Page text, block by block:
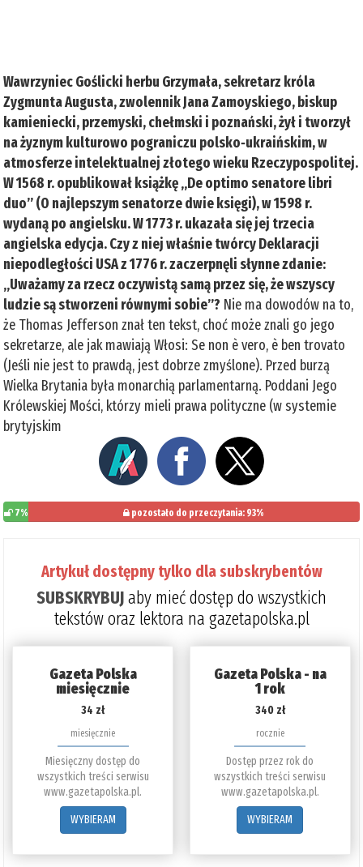
Wawrzyniec Goślicki herbu Grzymała, sekretarz króla
Zygmunta Augusta, zwolennik Jana Zamoyskiego, biskup
kamieniecki, przemyski, chełmski i poznański, żył i tworzył
na żyznym kulturowo pograniczu polsko‑ukraińskim, w
atmosferze intelektualnej złotego wieku Rzeczypospolitej.
W 1568 r. opublikował książkę „De optimo senatore libri
duo” (O najlepszym senatorze dwie księgi), w 1598 r.
wydaną po angielsku. W 1773 r. ukazała się jej trzecia
angielska edycja. Czy z niej właśnie twórcy Deklaracji
niepodległości USA z 1776 r. zaczerpnęli słynne zdanie:
„Uważamy za rzecz oczywistą samą przez się, że wszyscy
ludzie są stworzeni równymi sobie”? Nie ma dowodów na to,
że Thomas Jefferson znał ten tekst, choć może znali go jego
sekretarze, ale jak mawiają Włosi: Se non è vero, è ben trovato
(Jeśli nie jest to prawdą, jest dobrze zmyślone). Przed burzą
Wielka Brytania była monarchią parlamentarną. Poddani Jego
Królewskiej Mości, którzy mieli prawa polityczne (w systemie
brytyjskim
7% pozostało do przeczytania: 93%
Artykuł dostępny tylko dla subskrybentów
SUBSKRYBUJaby mieć dostęp do wszystkich
tekstów oraz lektora na gazetapolska.pl
Gazeta Polska
miesięcznie
34 zł
miesięcznie
Miesięczny dostęp do
wszystkich treści serwisu
www.gazetapolska.pl.
WYBIERAM
Gazeta Polska - na
1 rok
340 zł
rocznie
Dostęp przez rok do
wszystkich treści serwisu
www.gazetapolska.pl.
WYBIERAM